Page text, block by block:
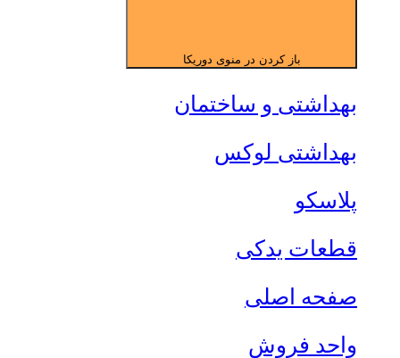
باز کردن در منوی دوریکا
بهداشتی و ساختمان
بهداشتی لوکس
پلاسکو
قطعات یدکی
صفحه اصلی
واحد فروش